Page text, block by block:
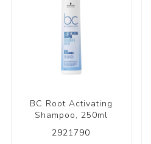
BC Root Activating
Shampoo, 250ml
2921790